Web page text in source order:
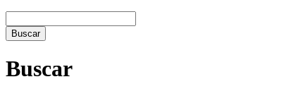
Buscar
Buscar